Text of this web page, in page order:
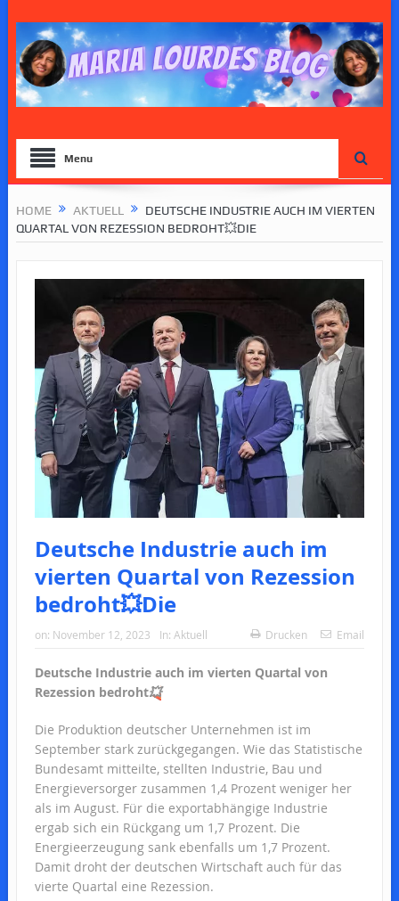
Menu
HOME AKTUELL
DEUTSCHE INDUSTRIE AUCH IM VIERTEN
QUARTAL VON REZESSION BEDROHT💥DIE
Deutsche Industrie auch im
vierten Quartal von Rezession
bedroht💥Die
on: November 12, 2023 In: Aktuell Drucken Email
Deutsche Industrie auch im vierten Quartal von
Rezession bedroht💥
Die Produktion deutscher Unternehmen ist im
September stark zurückgegangen. Wie das Statistische
Bundesamt mitteilte, stellten Industrie, Bau und
Energieversorger zusammen 1,4 Prozent weniger her
als im August. Für die exportabhängige Industrie
ergab sich ein Rückgang um 1,7 Prozent. Die
Energieerzeugung sank ebenfalls um 1,7 Prozent.
Damit droht der deutschen Wirtschaft auch für das
vierte Quartal eine Rezession.